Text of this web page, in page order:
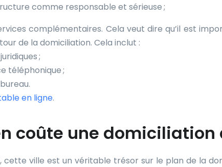
comme responsable et sérieuse ;
complémentaires. Cela veut dire qu’il est
de la domiciliation. Cela inclut :
;
téléphonique ;
en ligne.
coûte une domiciliation
cette ville est un véritable trésor sur le plan de la